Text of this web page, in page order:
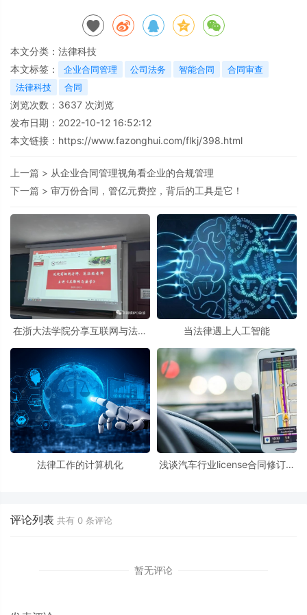
本文分类： 法律科技
本文标签：
企业合同管理 公司法务 智能合同
合同审查
法律科技
合同
浏览次数： 3637 次浏览
发布日期：2022-10-12 16:52:12
本文链接： https://www.fazonghui.com/flkj/398.html
上一篇 > 从企业合同管理视角看企业的合规管理
下一篇 > 审万份合同，管亿元费控，背后的工具是它！
在浙大法学院分享互联网与法学
当法律遇上人工智能
法律工作的计算机化
浅谈汽车行业license合同修订中
评论列表 共有 0 条评论
暂无评论